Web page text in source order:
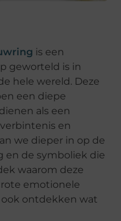
is een
geworteld is in
hele wereld. Deze
een diepe
als een
en
we dieper in op de
en de symboliek die
waarom deze
emotionele
ontdekken wat